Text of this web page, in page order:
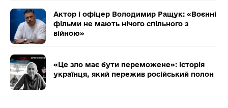
Актор і офіцер Володимир Ращук: «Воєнні
фільми не мають нічого спільного з
війною»
«Це зло має бути переможене»: історія
українця, який пережив російський полон